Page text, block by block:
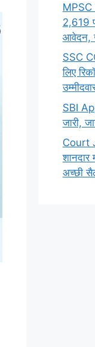
2,619
आवेदन,
SSC
लिए
SBI
जारी,
Court
शानदार
अच्छी